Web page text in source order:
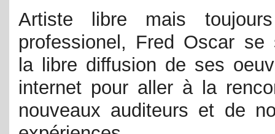
Artiste libre mais
professionel, Fred Oscar se
la libre diffusion de ses
internet pour aller à la
nouveaux auditeurs et de